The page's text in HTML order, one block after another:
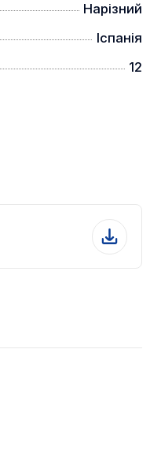
Нарізний
Іспанія
12